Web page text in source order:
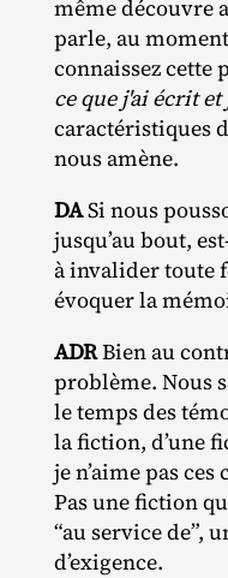
même découvre
parle, au
connaissez cette
ce que j'ai écrit
caractéristiques
nous amène.
DASi nous
jusqu’au bout,
à invalider toute
évoquer la
ADRBien au
problème. Nous
le temps des
la fiction, d’une
je n’aime pas
Pas une fiction
“au service de”,
d’exigence.